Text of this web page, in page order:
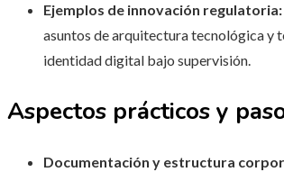
Ejemplos de innovación regulatoria:
asuntos de arquitectura tecnológica y
identidad digital bajo supervisión.
Aspectos prácticos y
Documentación y estructura